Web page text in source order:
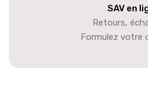
SAV en
Retours,
Formulez votre